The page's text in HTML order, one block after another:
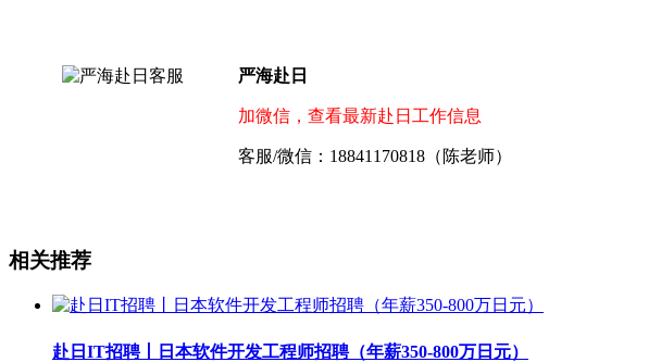
严海赴日
加微信，查看最新赴日工作信息
客服/微信：18841170818（陈老师）
相关推荐
赴日IT招聘丨日本软件开发工程师招聘（年薪350-800万日元）